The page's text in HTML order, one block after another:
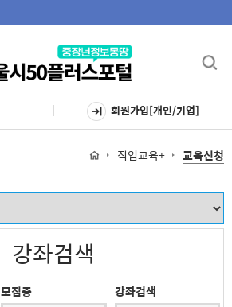
회원가입[개인/기업]
직업교육+ 교육신청
강좌검색
모집중 강좌검색